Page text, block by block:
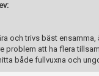
och trivs bäst ensamma,
problem att ha flera
både fullvuxna och